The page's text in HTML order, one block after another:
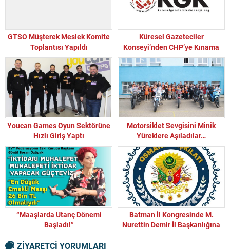
GTSO Müşterek Meslek Komite
Toplantısı Yapıldı
Küresel Gazeteciler
Konseyi’nden CHP’ye Kınama
Youcan Games Oyun Sektörüne
Hızlı Giriş Yaptı
Motorsiklet Sevgisini Minik
Yüreklere Aşıladılar…
“Maaşlarda Utanç Dönemi
Başladı!”
Batman İl Kongresinde M.
Nurettin Demir İl Başkanlığına
ZİYARETÇİ YORUMLARI